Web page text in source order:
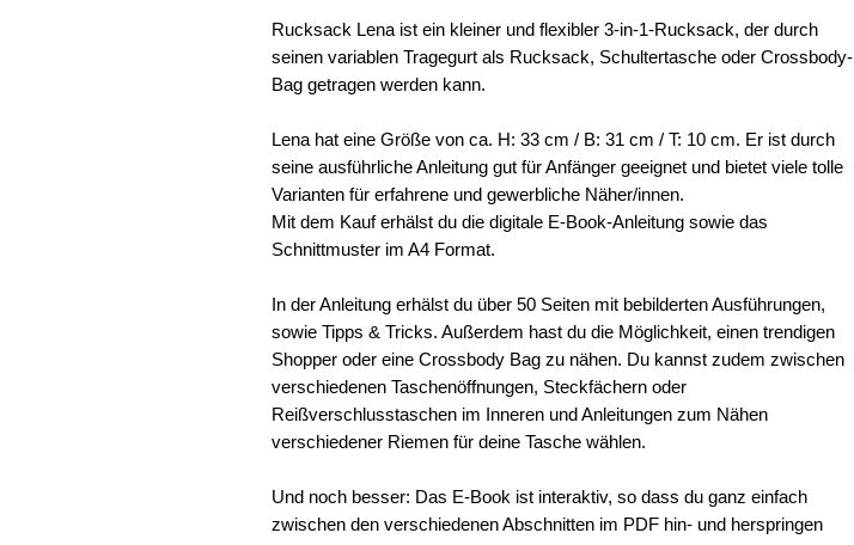
Rucksack Lena ist ein kleiner und flexibler 3-in-1-Rucksack, der durch
seinen variablen Tragegurt als Rucksack, Schultertasche oder Crossbody-
Bag getragen werden kann.
Lena hat eine Größe von ca. H: 33 cm / B: 31 cm / T: 10 cm. Er ist durch
seine ausführliche Anleitung gut für Anfänger geeignet und bietet viele tolle
Varianten für erfahrene und gewerbliche Näher/innen.
Mit dem Kauf erhälst du die digitale E-Book-Anleitung sowie das
Schnittmuster im A4 Format.
In der Anleitung erhälst du über 50 Seiten mit bebilderten Ausführungen,
sowie Tipps & Tricks. Außerdem hast du die Möglichkeit, einen trendigen
Shopper oder eine Crossbody Bag zu nähen. Du kannst zudem zwischen
verschiedenen Taschenöffnungen, Steckfächern oder
Reißverschlusstaschen im Inneren und Anleitungen zum Nähen
verschiedener Riemen für deine Tasche wählen.
Und noch besser: Das E-Book ist interaktiv, so dass du ganz einfach
zwischen den verschiedenen Abschnitten im PDF hin- und herspringen